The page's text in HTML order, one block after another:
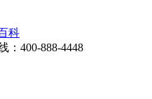
科
： 400-888-4448